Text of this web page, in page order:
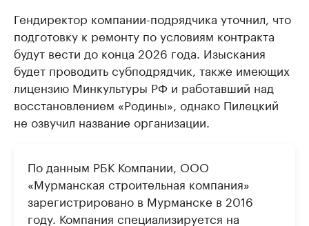
Гендиректор компании-подрядчика уточнил, что
подготовку к ремонту по условиям контракта
будут вести до конца 2026 года. Изыскания
будет проводить субподрядчик, также имеющих
лицензию Минкультуры РФ и работавший над
восстановлением «Родины», однако Пилецкий
не озвучил название организации.
По данным РБК Компании, ООО
«Мурманская строительная компания»
зарегистрировано в Мурманске в 2016
году. Компания специализируется на